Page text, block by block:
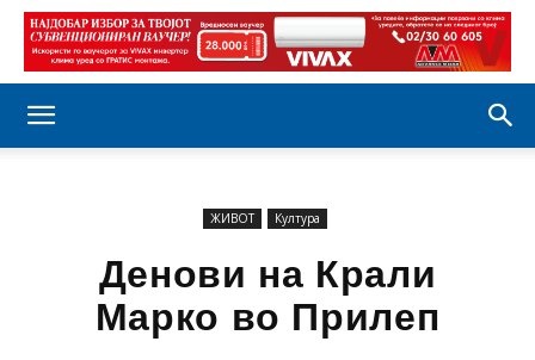
ЖИВОТ Култура
Денови на Крали
Марко во Прилеп